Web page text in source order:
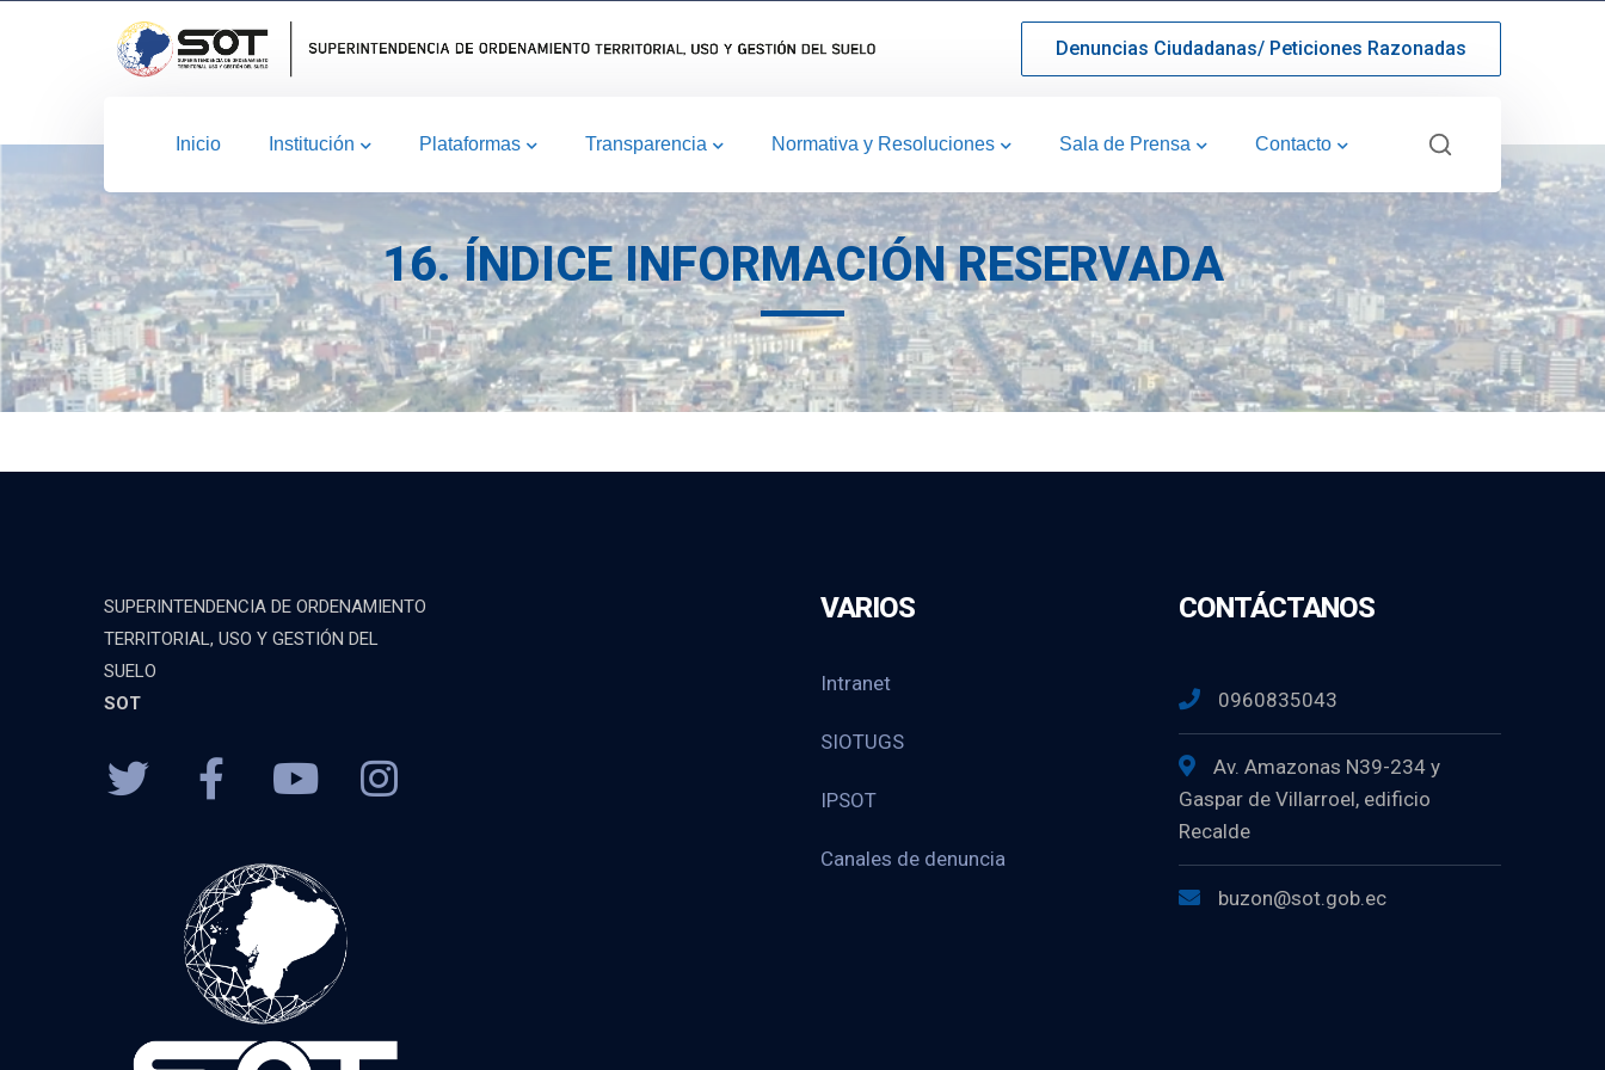
Denuncias Ciudadanas/ Peticiones Razonadas
Inicio Institución Plataformas Transparencia Normativa y Resoluciones Sala de Prensa Contacto
16. ÍNDICE INFORMACIÓN RESERVADA
SUPERINTENDENCIA DE ORDENAMIENTO
TERRITORIAL, USO Y GESTIÓN DEL
SUELO
SOT
VARIOS
Intranet
SIOTUGS
IPSOT
Canales de denuncia
CONTÁCTANOS
0960835043
Av. Amazonas N39-234 y
Gaspar de Villarroel, edificio
Recalde
buzon@sot.gob.ec